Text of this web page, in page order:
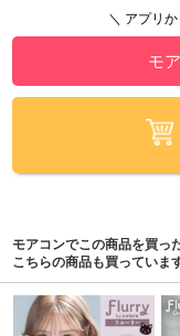
＼ アプリ
モ
モアコンでこの商品を買っ
こちらの商品も買っていま